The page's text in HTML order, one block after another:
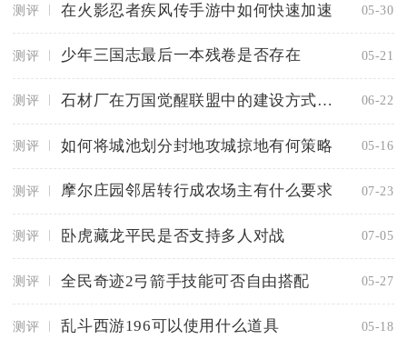
测评 在火影忍者疾风传手游中如何快速加速 05-30
测评 少年三国志最后一本残卷是否存在 05-21
测评 石材厂在万国觉醒联盟中的建设方式是怎样的 06-22
测评 如何将城池划分封地攻城掠地有何策略 05-16
测评 摩尔庄园邻居转行成农场主有什么要求 07-23
测评 卧虎藏龙平民是否支持多人对战 07-05
测评 全民奇迹2弓箭手技能可否自由搭配 05-27
测评 乱斗西游196可以使用什么道具 05-18